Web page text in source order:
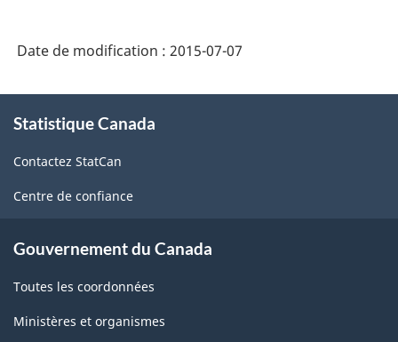
Date de modification : 2015-07-07
propos
ce
site
Statistique Canada
Contactez StatCan
Centre de confiance
Gouvernement du Canada
Toutes les coordonnées
Ministères et organismes